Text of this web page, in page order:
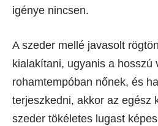
igénye nincsen.
A szeder mellé javasolt
kialakítani, ugyanis a hosszú
rohamtempóban nőnek, és
terjeszkedni, akkor az egész
szeder tökéletes lugast